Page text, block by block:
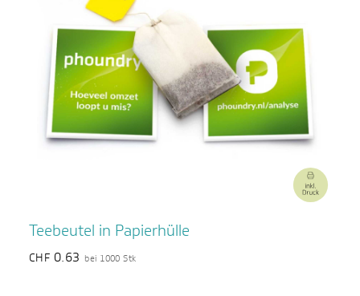
Teebeutel in Papierhülle
CHF 0.63 bei 1000 Stk